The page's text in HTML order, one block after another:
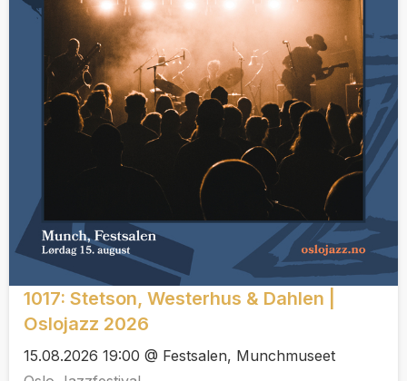
1017: Stetson, Westerhus & Dahlen |
Oslojazz 2026
15.08.2026 19:00 @ Festsalen, Munchmuseet